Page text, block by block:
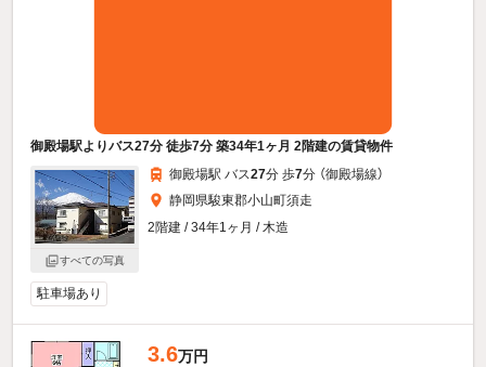
御殿場駅よりバス27分 徒歩7分 築34年1ヶ月 2階建の賃貸物件
すべての写真
御殿場駅 バス27分 歩7分 （御殿場線）
静岡県駿東郡小山町須走
2階建 / 34年1ヶ月 / 木造
駐車場あり
3.6万円